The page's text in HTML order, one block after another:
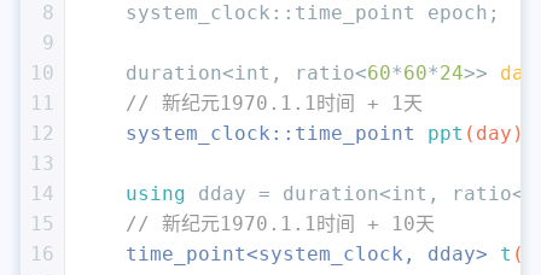
8
9
10
11
12
13
14
15
16
    system_clock::time_point epoch;
    duration<
int , ratio<60*60*24>> day
// 新纪元1970.1.1时间 + 1天
system_clock::time_point ppt (day)
using dday = duration<int , ratio<
// 新纪元1970.1.1时间 + 10天
time_point<system_clock, dday> t